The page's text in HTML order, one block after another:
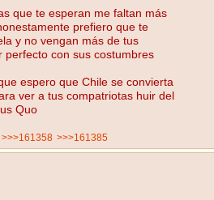
que te esperan me faltan más
prefiero que te
y no vengan más de tus
perfecto con sus costumbres
espero que Chile se convierta
ver a tus compatriotas huir del
Quo
>>>161358 >>>161385